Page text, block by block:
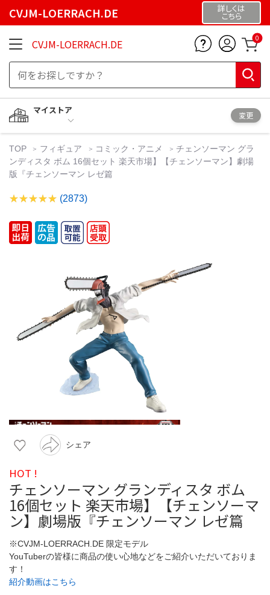
CVJM-LOERRACH.DE 詳しくは
こちら
CVJM-LOERRACH.DE 0
マイストア
変更
TOP フィギュア コミック・アニメ
チェンソーマン グラ
ンディスタ ボム 16個セット 楽天市場】【チェンソーマン】劇場
版『チェンソーマン レゼ篇
(2873)
シェア
HOT !
チェンソーマン グランディスタ ボム
16個セット 楽天市場】【チェンソーマ
ン】劇場版『チェンソーマン レゼ篇
※CVJM-LOERRACH.DE 限定モデル
YouTuberの皆様に商品の使い心地などをご紹介いただいておりま
す！
紹介動画はこちら